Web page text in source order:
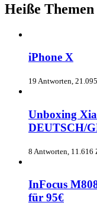
Heiße Themen
iPhone X
19 Antworten,
Unboxing
DEUTSCH/
8 Antworten, 11.616
InFocus
für 95€